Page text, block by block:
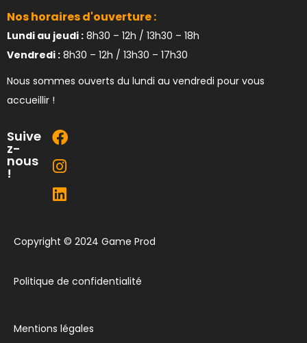
Nos horaires d'ouverture :
Lundi au jeudi : 8h30 – 12h / 13h30 – 18h
Vendredi : 8h30 – 12h / 13h30 – 17h30
Nous sommes ouverts du lundi au vendredi pour vous
accueillir !
Suive
z-
nous
!
Copyright © 2024 Game Prod
Politique de confidentialité
Mentions légales